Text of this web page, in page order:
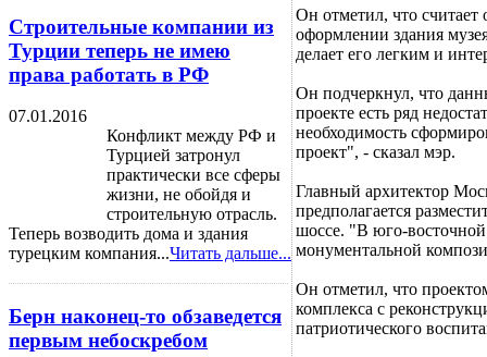
Строительные компании из
Турции теперь не имею
права работать в РФ
07.01.2016
Конфликт между РФ и
Турцией затронул
практически все сферы
жизни, не обойдя и
строительную отрасль.
Теперь возводить дома и здания
турецким компания...Читать дальше...
Берн наконец-то обзаведется
первым небоскребом
Он отметил, что
оформлении здания
делает его легким и
Он подчеркнул, что
проекте есть ряд
необходимость
проект", - сказал мэр.
Главный архитектор
предполагается
шоссе. "В юго-восточной
монументальной
Он отметил, что
комплекса с
патриотического